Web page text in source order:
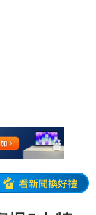
看新聞換好禮